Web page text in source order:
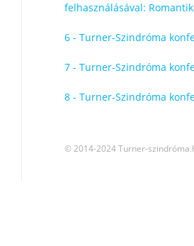
felhasználásával:
6 - Turner-Szindróma
7 - Turner-Szindróma
8 - Turner-Szindróma
© 2014-2024 Turner-